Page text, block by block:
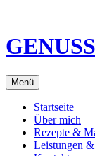
Inhalt
Menü
Startseite
Über mich
Rezepte &
Leistungen